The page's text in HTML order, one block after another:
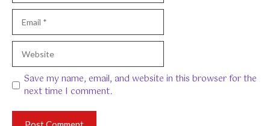
Email
Website
Save my name, email, and website in this browser for the
next time I comment.